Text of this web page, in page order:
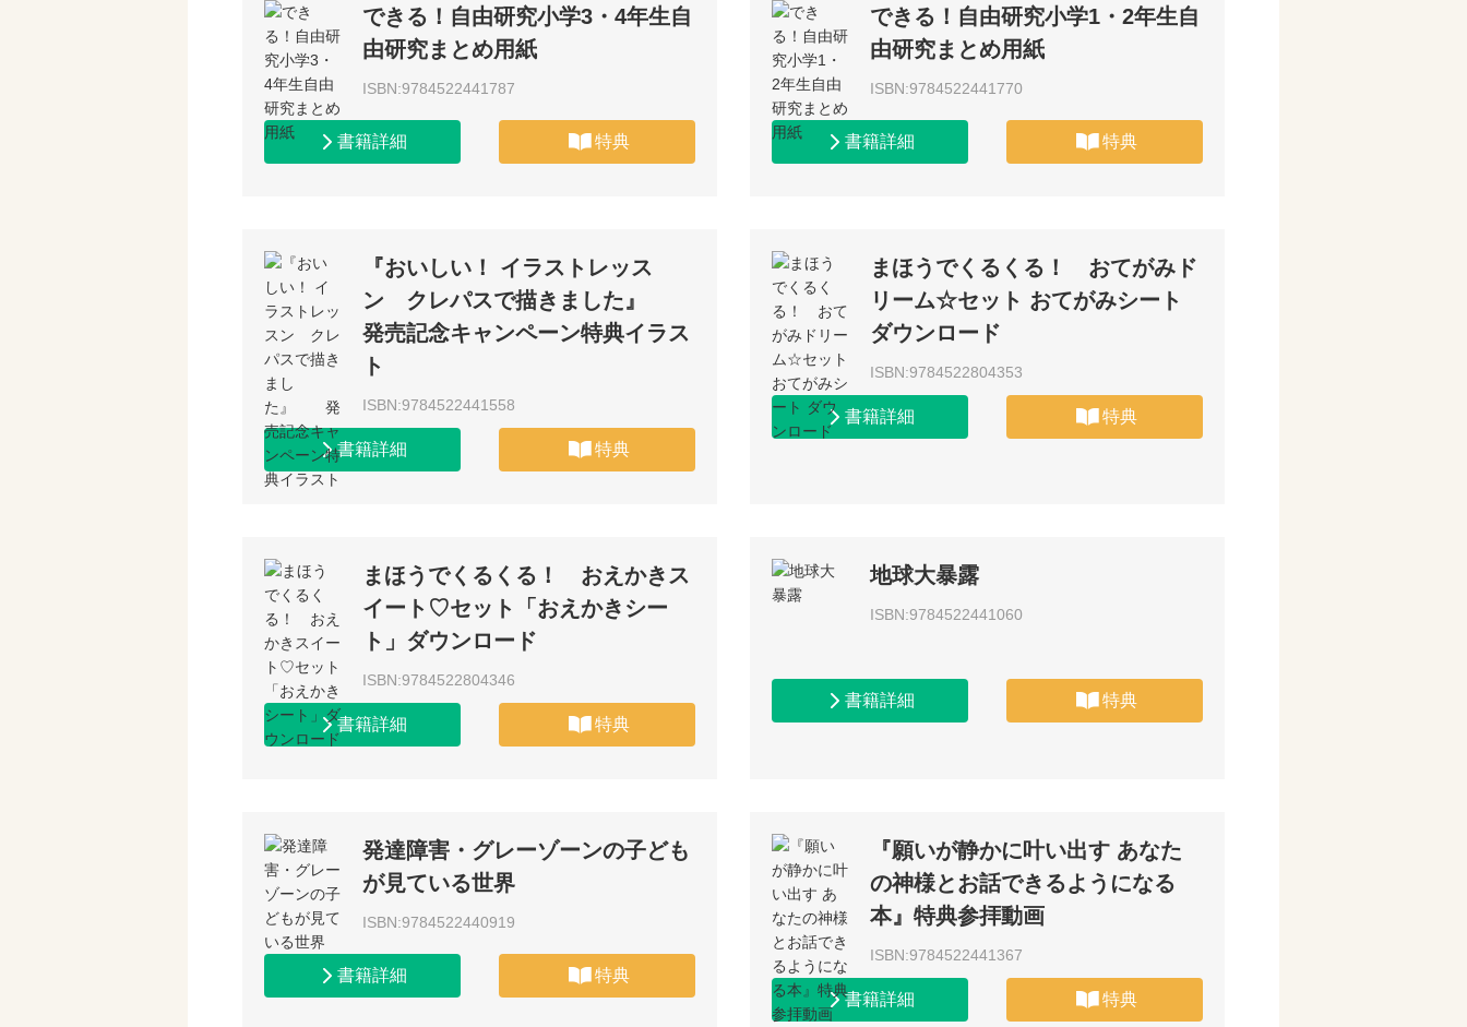
できる！自由研究小学3・4年生自
由研究まとめ用紙
ISBN:9784522441787
書籍詳細 特典
できる！自由研究小学1・2年生自
由研究まとめ用紙
ISBN:9784522441770
書籍詳細 特典
『おいしい！ イラストレッス
ン クレパスで描きました』
発売記念キャンペーン特典イラス
ト
ISBN:9784522441558
書籍詳細 特典
まほうでくるくる！ おてがみド
リーム☆セット おてがみシート
ダウンロード
ISBN:9784522804353
書籍詳細 特典
まほうでくるくる！ おえかきス
イート♡セット「おえかきシー
ト」ダウンロード
ISBN:9784522804346
書籍詳細 特典
地球大暴露
ISBN:9784522441060
書籍詳細 特典
発達障害・グレーゾーンの子ども
が見ている世界
ISBN:9784522440919
書籍詳細 特典
『願いが静かに叶い出す あなた
の神様とお話できるようになる
本』特典参拝動画
ISBN:9784522441367
書籍詳細 特典